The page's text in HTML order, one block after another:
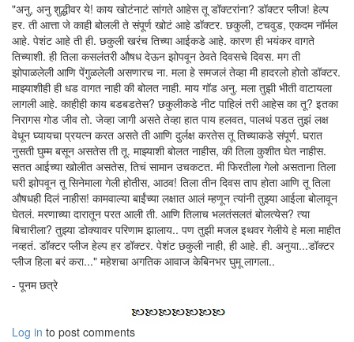
"अनु, अनु शुद्धीवर ये! काय खोटंनाटं सांगते आहेस तू डॉक्टरांना? डॉक्टर प्लीज! हेल्प
हर. ती आत्ता जे काही बोलली ते संपूर्ण खोटं आहे डॉक्टर. छकुली, टचवुड, एकदम नॉर्मल
आहे. पेशंट आहे ती ही. छकुली खरंच तिच्या आईकडे आहे. कारण ही भयंकर वागते
तिच्याशी. ही तिला कसलंतरी औषध देऊन झोपवून ठेवते दिवसचे दिवस. मग ती
झोपाळलेली आणि पेंगुळलेली असणारच ना. मला हे समजलं तेव्हा मी हादरलो होतो डॉक्टर.
माझ्याशीही ही धड वागत नाही की बोलत नाही. माय गॉड अनु. मला तुझी भीती वाटायला
लागली आहे. काहीही काय बडबडतेस? छकुलीकडे नीट पाहिलं तरी आहेस का तू? इतका
निरागस गोड जीव तो. जेव्हा जागी असते तेव्हा हात पाय हलवत, पालथं पडत तुझं लक्ष
वेधून घ्यायचा प्रयत्न करत असते ती आणि दुर्लक्ष करतेस तू तिच्याकडे संपूर्ण. घरात
नुसती घुम्म बसून असतेस ती तू. माझ्याशी बोलत नाहीस, की तिला कुशीत घेत नाहीस.
सतत आईच्या खोलीत असतेस, तिचं सामान उचकटत. मी फिरतीला गेलो असताना तिला
घरी झोपवून तू सिनेमाला गेली होतीस, आठव! तिला तीन दिवस ताप होता आणि तू तिला
औषधही दिलं नाहीस! कामवाल्या बाईंच्या लक्षात आलं म्हणून त्यांनी तुझ्या आईला बोलावून
घेतलं. मरणाच्या दारातून परत आली ती. आणि तिलाच भलतंसलतं बोलत्येस? त्या
बिचारीला? तुझ्या डोक्यावर परिणाम झालाय.. पण तुझी मजल इथवर गेलीये हे मला माहीत
नव्हतं. डॉक्टर प्लीज हेल्प हर डॉक्टर. पेशंट छकुली नाही, ही आहे. ही. अनुया...डॉक्टर
प्लीज हिला बरं करा..." महेशचा अगतिक आवाज केबिनभर घुमू लागला..
- पूनम छत्रे
Log in to post comments